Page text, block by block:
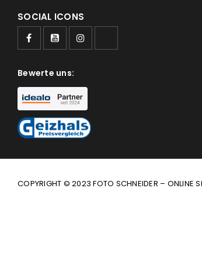
SOCIAL ICONS
Bewerte uns:
COPYRIGHT © 2023 FOTO SCHNEIDER – ONLINE